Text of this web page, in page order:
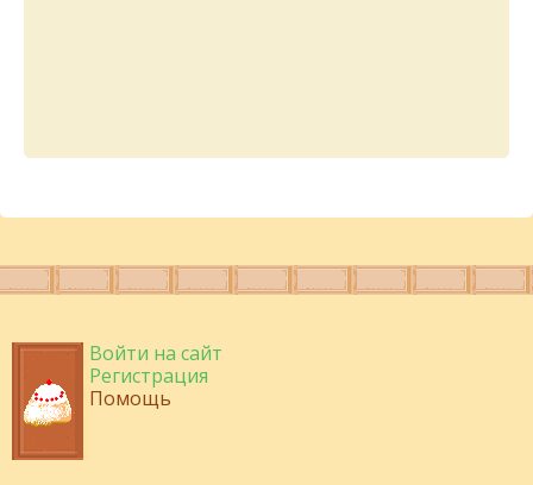
Войти на сайт
Регистрация
Помощь